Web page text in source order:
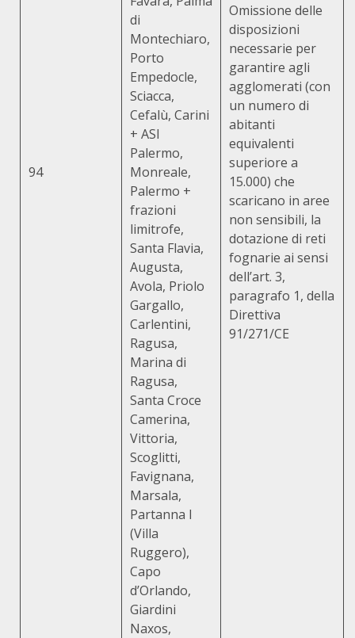
94
di
Montechiaro,
Porto
Empedocle,
Sciacca,
Cefalù, Carini
+ ASI
Palermo,
Monreale,
Palermo +
frazioni
limitrofe,
Santa Flavia,
Augusta,
Avola, Priolo
Gargallo,
Carlentini,
Ragusa,
Marina di
Ragusa,
Santa Croce
Camerina,
Vittoria,
Scoglitti,
Favignana,
Marsala,
Partanna l
(Villa
Ruggero),
Capo
d’Orlando,
Giardini
Naxos,
Omissione delle
disposizioni
necessarie per
garantire agli
agglomerati (con
un numero di
abitanti
equivalenti
superiore a
15.000) che
scaricano in aree
non sensibili, la
dotazione di reti
fognarie ai sensi
dell’art. 3,
paragrafo 1, della
Direttiva
91/271/CE